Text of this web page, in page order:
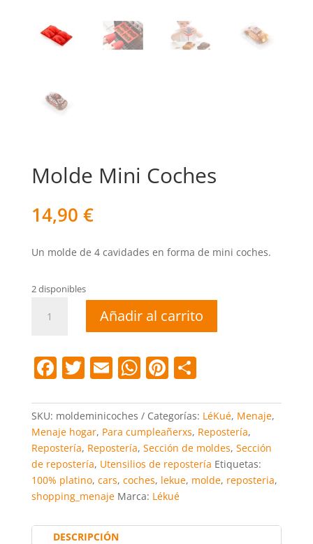
Molde Mini Coches
14,90 €
Un molde de 4 cavidades en forma de mini coches.
2 disponibles
Mini
Añadir al carrito
F
c
e
b
o
o
k
T
itt
er
E
ai
l
W
at
s
A
p
p
Pi
er
e
st
C
m
p
ar
tir
SKU: moldeminicoches Categorías: LéKué, Menaje,
Menaje hogar, Para cumpleañerxs, Repostería,
Repostería, Repostería, Sección de moldes, Sección
de repostería, Utensilios de repostería Etiquetas:
100% platino, cars, coches, lekue, molde, reposteria,
shopping_menaje Marca: Lékué
DESCRIPCIÓN